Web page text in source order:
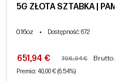
5G ZŁOTA SZTABKA |
0.16oz • Dostępność: 672
651,94 € 706,94 € Brutto
Premia: 40,00 € (6,54%)